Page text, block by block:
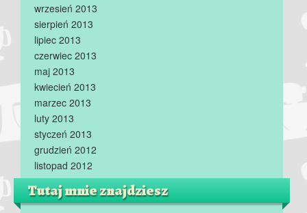
wrzesień 2013
sierpień 2013
lipiec 2013
czerwiec 2013
maj 2013
kwiecień 2013
marzec 2013
luty 2013
styczeń 2013
grudzień 2012
listopad 2012
Tutaj mnie znajdziesz